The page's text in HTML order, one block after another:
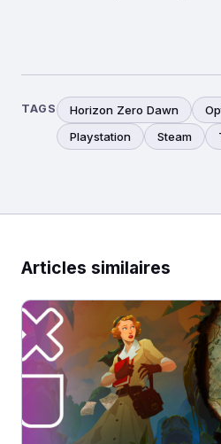
TAGS Horizon Zero Dawn
Playstation
Steam
Articles similaires